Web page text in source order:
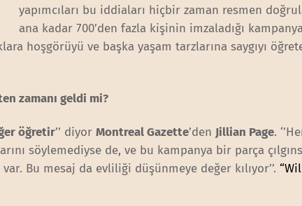
yapımcıları bu iddiaları hiçbir zaman resmen
ana kadar 700’den fazla kişinin imzaladığı
hoşgörüyü ve başka yaşam tarzlarına saygıyı
zamanı geldi mi?
öğretir’’ diyorMontreal Gazette’den Jillian Page.
söylemediyse de, ve bu kampanya bir parça
Bu mesaj da evliliği düşünmeye değer kılıyor’’.